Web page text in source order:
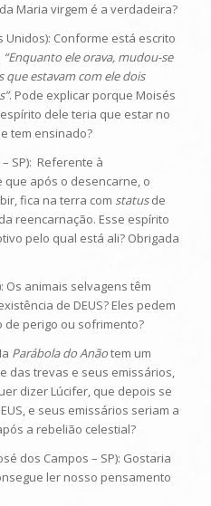
Maria virgem é a verdadeira?
Unidos): Conforme está escrito
“Enquanto ele orava, mudou-se
que estavam com ele dois
. Pode explicar porque Moisés
dele teria que estar no
tem ensinado?
SP): Referente à
que após o desencarne, o
fica na terra com statusde
reencarnação. Esse espírito
pelo qual está ali? Obrigada
Os animais selvagens têm
de DEUS? Eles pedem
de perigo ou sofrimento?
Parábola do Anãotem um
das trevas e seus emissários,
dizer Lúcifer, que depois se
e seus emissários seriam a
a rebelião celestial?
dos Campos – SP): Gostaria
ler nosso pensamento